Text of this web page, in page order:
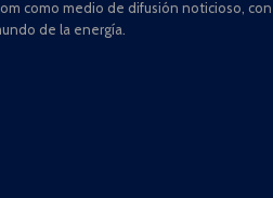
como medio de difusión noticioso,
de la energía.